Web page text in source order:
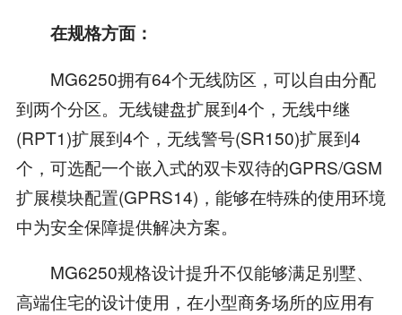
在规格方面：
MG6250拥有64个无线防区，可以自由分配
到两个分区。无线键盘扩展到4个，无线中继
(RPT1)扩展到4个，无线警号(SR150)扩展到4
个，可选配一个嵌入式的双卡双待的GPRS/GSM
扩展模块配置(GPRS14)，能够在特殊的使用环境
中为安全保障提供解决方案。
MG6250规格设计提升不仅能够满足别墅、
高端住宅的设计使用，在小型商务场所的应用有